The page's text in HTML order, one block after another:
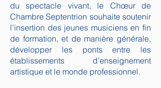
du spectacle vivant, le Chœur de
Chambre Septentrion souhaite soutenir
l’insertion des jeunes musiciens en fin
de formation, et de manière générale,
développer les ponts entre les
établissements d’enseignement
artistique et le monde professionnel.